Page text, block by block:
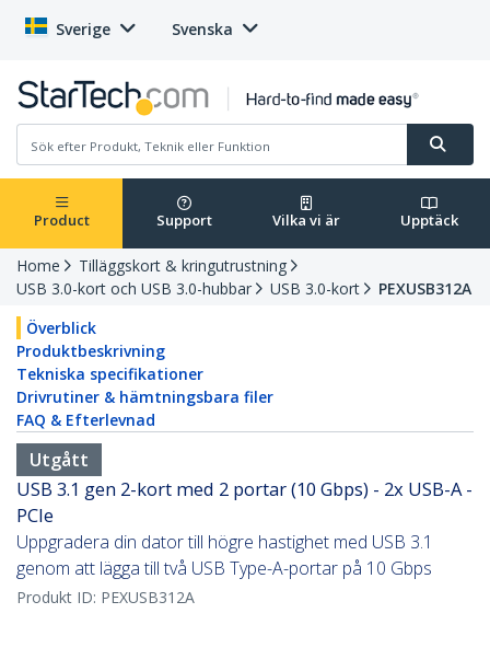
Sverige Svenska
Product Support Vilka vi är Upptäck
Home
Tilläggskort & kringutrustning
USB 3.0-kort och USB 3.0-hubbar
USB 3.0-kort
PEXUSB312A
Överblick
Produktbeskrivning
Tekniska specifikationer
Drivrutiner & hämtningsbara filer
FAQ & Efterlevnad
Utgått
USB 3.1 gen 2-kort med 2 portar (10 Gbps) - 2x USB-A -
PCIe
Uppgradera din dator till högre hastighet med USB 3.1
genom att lägga till två USB Type-A-portar på 10 Gbps
Produkt ID: PEXUSB312A